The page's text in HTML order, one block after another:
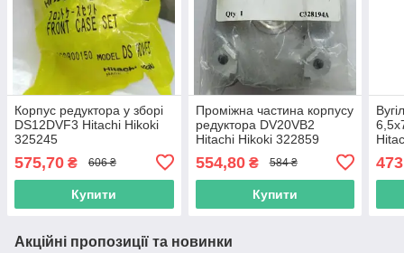
Корпус редуктора у зборі
DS12DVF3 Hitachi Hikoki
325245
575,70 ₴ 606 ₴
Купити
Проміжна частина корпусу
редуктора DV20VB2
Hitachi Hikoki 322859
554,80₴ 584 ₴
Купити
Акційні пропозиції та новинки